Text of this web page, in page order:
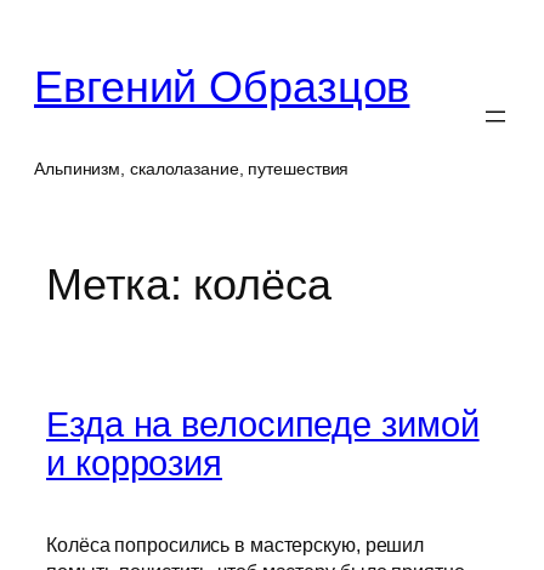
содержимому
Евгений Образцов
Альпинизм, скалолазание, путешествия
Метка: колёса
Езда на велосипеде зимой
и коррозия
Колёса попросились в мастерскую, решил